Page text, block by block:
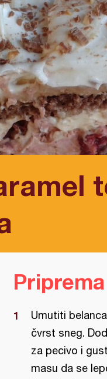
Priprema
Umutiti
čvrst sneg.
za pecivo i
masu da se